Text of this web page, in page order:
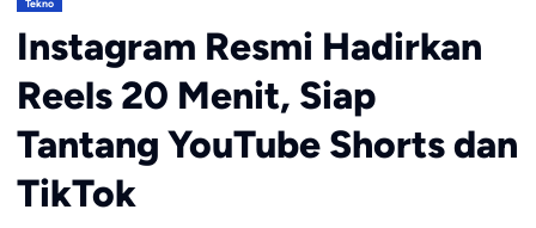
Tekno
Instagram Resmi Hadirkan
Reels 20 Menit, Siap
Tantang YouTube Shorts dan
TikTok